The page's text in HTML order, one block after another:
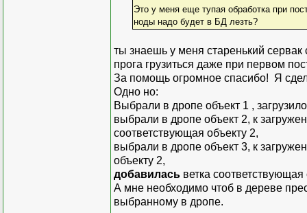
}
void
for (int
{
Это у меня еще тупая обработка при
ноды надо будет в БД лезть?
ты знаешь у меня старенький
прога грузиться даже при первом
За помощь огромное спасибо! Я
Одно но:
Выбрали в дропе объект 1 ,
выбрали в дропе объект 2, к
соответствующая объекту 2,
выбрали в дропе объект 3, к
объекту 2,
добавилась ветка соответствующая
А мне необходимо чтоб в дереве
выбранному в дропе.